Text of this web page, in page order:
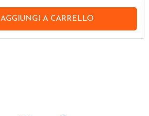
AGGIUNGI A CARRELLO